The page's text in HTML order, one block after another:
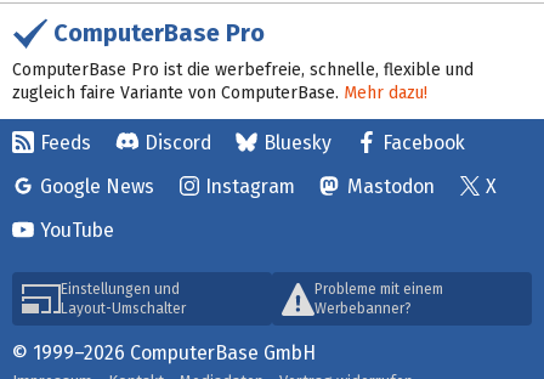
ComputerBase Pro
ComputerBase Pro ist die werbefreie, schnelle, flexible und
zugleich faire Variante von ComputerBase. Mehr dazu!
Feeds Discord Bluesky
Facebook
Google News
Instagram Mastodon
X
YouTube
Einstellungen und
Layout-Umschalter
Probleme mit einem
Werbebanner?
© 1999–2026 ComputerBase GmbH